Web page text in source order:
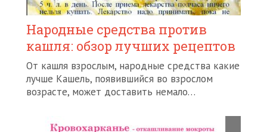
Народные средства против
кашля: обзор лучших рецептов
От кашля взрослым, народные средства какие
лучше Кашель, появившийся во взрослом
возрасте, может доставить немало…